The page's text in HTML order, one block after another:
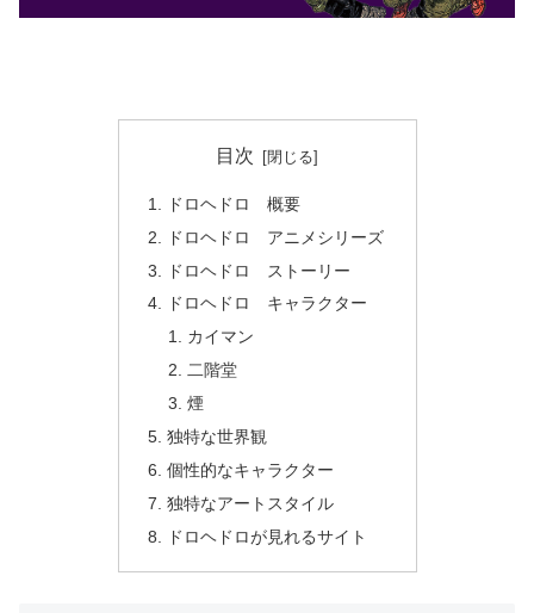
目次
ドロヘドロ 概要
ドロヘドロ アニメシリーズ
ドロヘドロ ストーリー
ドロヘドロ キャラクター
カイマン
二階堂
煙
独特な世界観
個性的なキャラクター
独特なアートスタイル
ドロヘドロが見れるサイト